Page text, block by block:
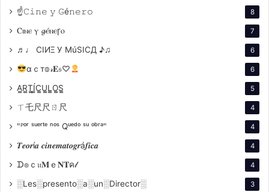
Mientras que el presidente del INCAA, Nicolás Batlle,
expresó su satisfacción por el desempeño del cine
☝𝙲𝚒𝚗𝚎 𝚢 𝙶é𝚗𝚎𝚛𝚘 8
Ⲥⲓⲛⲉ ⲩ 𝓰ⲉ́ⲛⲉꞅⲟ 7
♬♩ CIИΞ У MúSICД ♪♫ 6
αｃт𝕠𝓇𝐄𝔰♡ 6
A̳R̳T̳Í̳C̳U̳L̳O̳S̳ 5
ㄒ乇尺尺ㄖ尺 4
"ᴾᵒʳ ˢᵘᵉʳᵗᵉ ⁿᵒˢ Qᵘᵉᵈᵒ ˢᵘ ᵒᵇʳᵃ" 4
𝑻𝒆𝒐𝒓í𝒂 𝒄𝒊𝒏𝒆𝒎𝒂𝒕𝒐𝒈𝒓á𝒇𝒊𝒄𝒂 4
ᗪ๏ｃ𝔲𝐌ｅ𝐍𝐓ค𝓁 4
░Les░presento░a░un░Director░ 3